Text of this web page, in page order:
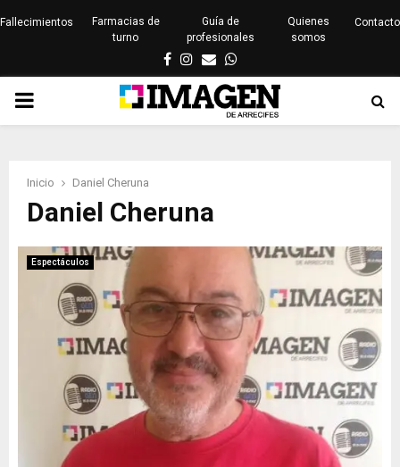
Fallecimientos
Farmacias de
turno
Guía de
profesionales
Quienes
somos
Contacto
Facebook
Instagram
EmailWhatsapp
PRIMARY
Inicio Daniel Cheruna
Daniel Cheruna
Espectáculos